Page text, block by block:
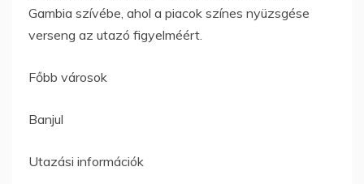
Gambia szívébe, ahol a piacok színes nyüzsgése
verseng az utazó figyelméért.
Főbb városok
Banjul
Utazási információk